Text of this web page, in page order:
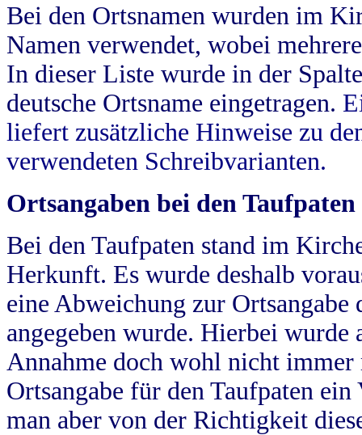
Bei den Ortsnamen wurden im
Namen verwendet, wobei
In dieser Liste wurde in der
deutsche Ortsname eingetragen.
liefert zusätzliche Hinweise zu
verwendeten Schreibvarianten.
Ortsangaben bei den Taufpaten
Bei den Taufpaten stand im
Herkunft. Es wurde deshalb
eine Abweichung zur
angegeben wurde. Hierbei wurde
Annahme doch wohl nicht
Ortsangabe für den Taufpaten
man aber von der Richtigkeit